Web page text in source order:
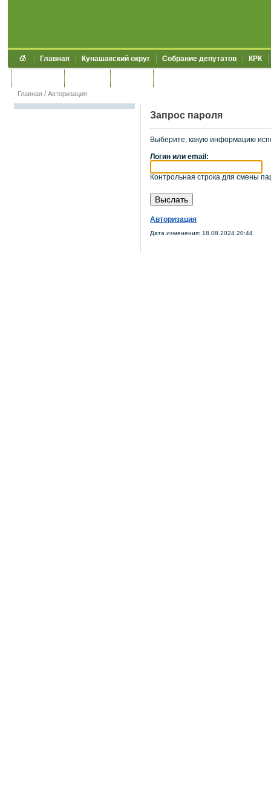
Главная Кунашакский округ Собрание депутатов КРК
Главная / Авторизация
Запрос пароля
Выберите, какую информацию
Логин или email:
Контрольная строка для смены
Авторизация
Дата изменения: 18.08.2024 20:44